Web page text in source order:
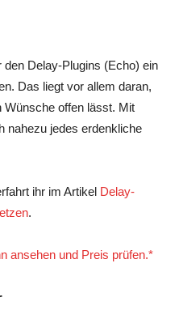
Delay-Plugins (Echo) ein
Das liegt vor allem daran,
offen lässt. Mit
nahezu jedes erdenkliche
ihr im Artikel Delay-
.
ansehen und Preis prüfen.*